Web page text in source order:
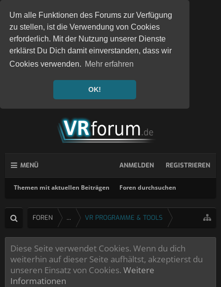
Um alle Funktionen des Forums zur Verfügung
zu stellen, ist die Verwendung von Cookies
erforderlich. Mit der Nutzung unserer Dienste
erklärst Du Dich damit einverstanden, dass wir
Cookies verwenden. Mehr erfahren
OK!
MENÜ
Themen mit aktuellen Beiträgen Foren durchsuchen
ANMELDEN REGISTRIEREN
FOREN ... VR PROGRAMME & TOOLS
Diese Seite verwendet Cookies. Wenn du dich
weiterhin auf dieser Seite aufhältst, akzeptierst du
unseren Einsatz von Cookies. Weitere
Informationen